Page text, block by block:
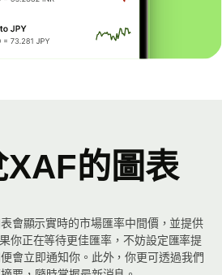
的圖表
會顯示實時的市場匯率中間價，並提供
你正在等待更佳匯率，不妨設定匯率提
會立即通知你。此外，你更可透過我們